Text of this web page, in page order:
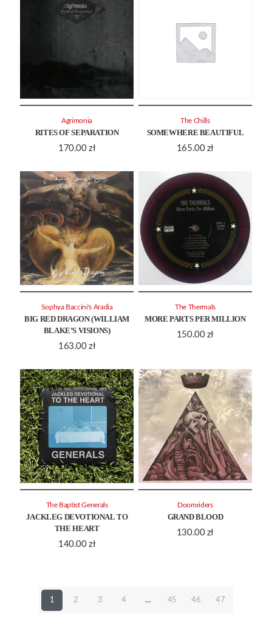
RITES OF SEPARATION
170.00 zł
Agrimonia
SOMEWHERE BEAUTIFUL
165.00 zł
The Chills
BIG RED DRAGON (WILLIAM
BLAKE’S VISIONS)
163.00 zł
Sophya Baccini's Aradia
MORE PARTS PER MILLION
150.00 zł
The Thermals
JACKLEG DEVOTIONAL TO
THE HEART
140.00 zł
The Baptist Generals
GRAND BLOOD
130.00 zł
Doomriders
1 2 3 4 … 45 46 47